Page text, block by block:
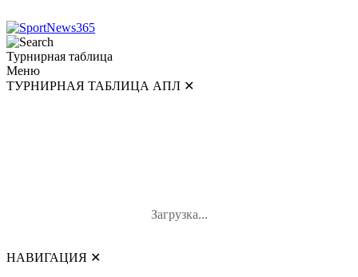
Турнирная таблица
Меню
ТУРНИРНАЯ ТАБЛИЦА АПЛ ✕
Загрузка...
НАВИГАЦИЯ ✕